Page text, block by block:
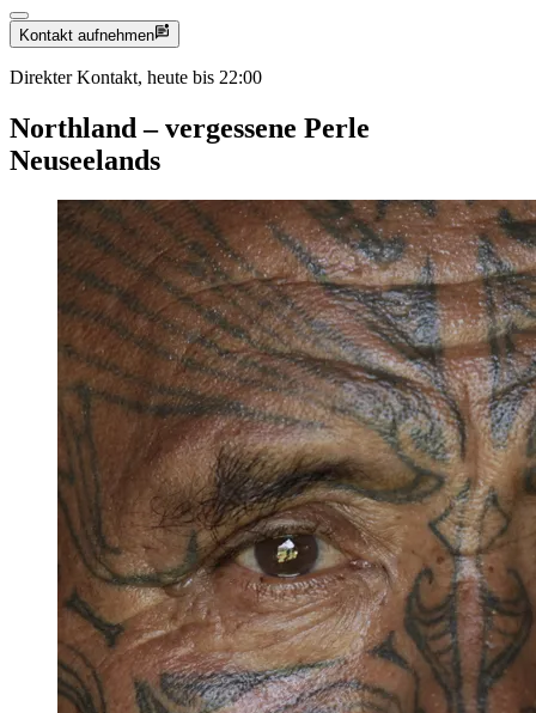
Kontakt aufnehmen
Direkter Kontakt, heute bis 22:00
Northland – vergessene Perle
Neuseelands